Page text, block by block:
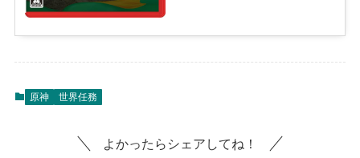
原神 世界任務
よかったらシェアしてね！